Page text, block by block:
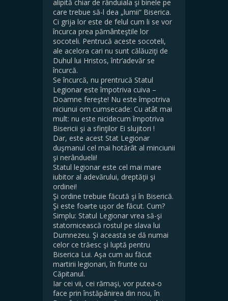
alipită chiar de rânduiala şi binele pe
care trebue să-l dea „lumii“ Biserica.
Ci grija lor este de felul cum li se vor
încurca prea pământeştile lor
socoteli. Pentrucă aceste socoteli,
ale acelora cari nu sunt călăuziţi de
Duhul lui Hristos, într’adevăr se
încurcă.
Se încurcă, nu prentrucă Statul
Legionar este împotriva cuiva –
Doamne fereşte! Nu este împotriva
niciunui om cumsecade: Cu atât mai
mult: nu este nicidecum împotriva
Bisericii şi a sfinţilor Ei slujitori !
Dar, este acest Stat Legionar
duşmanul cel mai hotărât al minciunii
şi nerânduelii!
Statul legionar este cel mai mare
iubitor al adevărului, dreptăţii şi
ordinei!
Şi ordine trebuie făcută şi în Biserică.
Şi este foarte uşor de făcut. Cum?
Simplu: Statul Legionar vrea să-şi
statornicească rostul pe slava lui
Dumnezeu. Şi aceasta se dă numai
celor ce trăesc şi luptă pentru
Biserica Lui. Aşa cum au făcut
martirii legionari, în frunte cu
Căpitanul.
Iar cei vii, cei rămaşi, vor putea-o
face prin înstăpânirea din nou, în